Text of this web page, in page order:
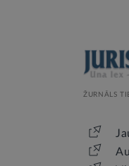
ŽURNĀLS